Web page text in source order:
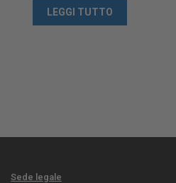
LEGGI TUTTO
Sede legale